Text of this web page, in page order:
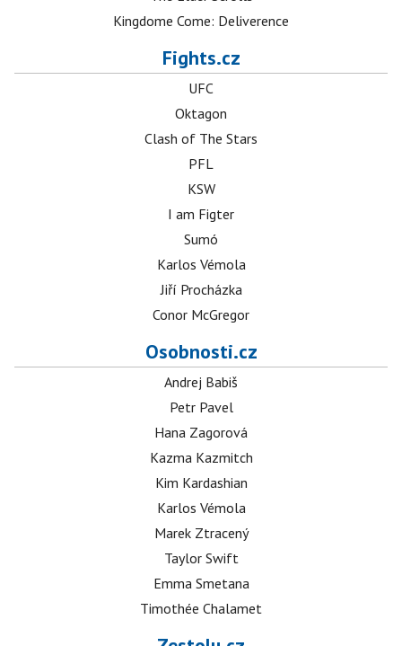
Kingdome Come: Deliverence
Fights.cz
UFC
Oktagon
Clash of The Stars
PFL
KSW
I am Figter
Sumó
Karlos Vémola
Jiří Procházka
Conor McGregor
Osobnosti.cz
Andrej Babiš
Petr Pavel
Hana Zagorová
Kazma Kazmitch
Kim Kardashian
Karlos Vémola
Marek Ztracený
Taylor Swift
Emma Smetana
Timothée Chalamet